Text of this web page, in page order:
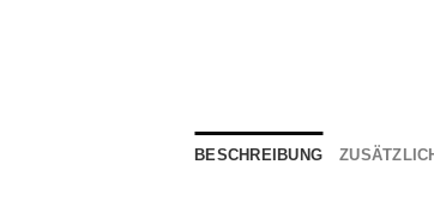
BESCHREIBUNG